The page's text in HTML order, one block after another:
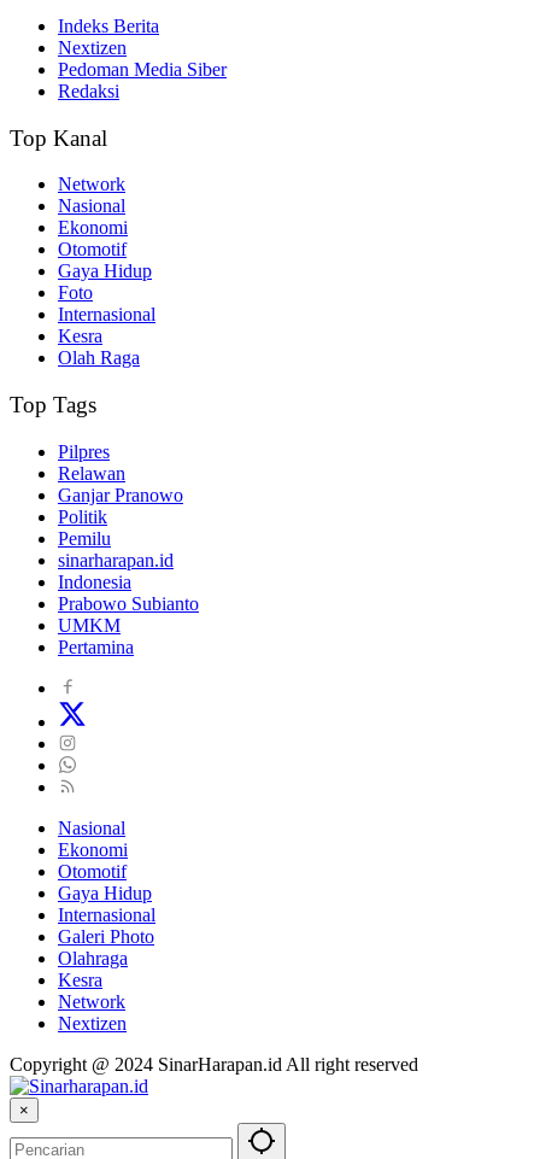
Indeks Berita
Nextizen
Pedoman Media Siber
Redaksi
Top Kanal
Network
Nasional
Ekonomi
Otomotif
Gaya Hidup
Foto
Internasional
Kesra
Olah Raga
Top Tags
Pilpres
Relawan
Ganjar Pranowo
Politik
Pemilu
sinarharapan.id
Indonesia
Prabowo Subianto
UMKM
Pertamina
Nasional
Ekonomi
Otomotif
Gaya Hidup
Internasional
Galeri Photo
Olahraga
Kesra
Network
Nextizen
Copyright @ 2024 SinarHarapan.id All right reserved
×